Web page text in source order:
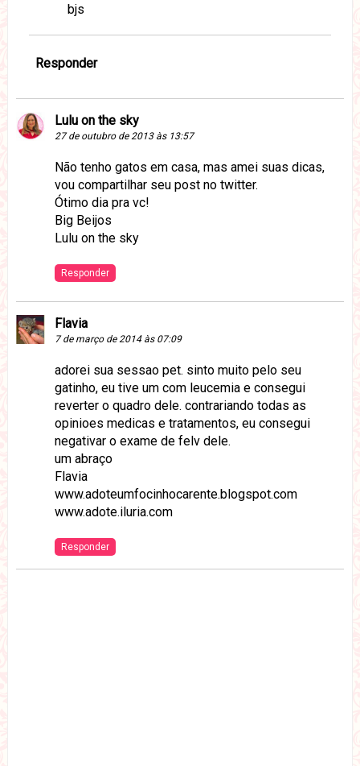
bjs
Responder
Lulu on the sky
27 de outubro de 2013 às 13:57
Não tenho gatos em casa, mas amei suas dicas,
vou compartilhar seu post no twitter.
Ótimo dia pra vc!
Big Beijos
Lulu on the sky
Responder
Flavia
7 de março de 2014 às 07:09
adorei sua sessao pet. sinto muito pelo seu
gatinho, eu tive um com leucemia e consegui
reverter o quadro dele. contrariando todas as
opinioes medicas e tratamentos, eu consegui
negativar o exame de felv dele.
um abraço
Flavia
www.adoteumfocinhocarente.blogspot.com
www.adote.iluria.com
Responder